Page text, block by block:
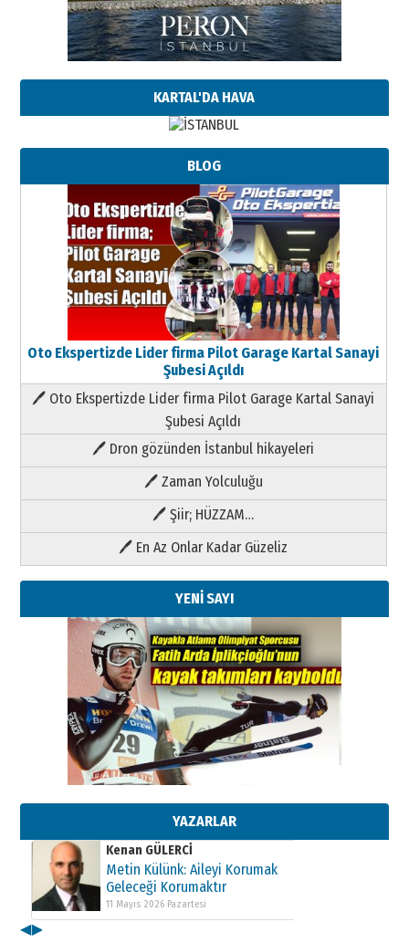
KARTAL'DA HAVA
BLOG
Oto Ekspertizde Lider firma Pilot Garage Kartal Sanayi
Şubesi Açıldı
🖊 Oto Ekspertizde Lider firma Pilot Garage Kartal Sanayi
Şubesi Açıldı
🖊 Dron gözünden İstanbul hikayeleri
🖊 Zaman Yolculuğu
🖊 Şiir; HÜZZAM…
🖊 En Az Onlar Kadar Güzeliz
YENİ SAYI
YAZARLAR
Kenan GÜLERCİ
Metin Külünk: Aileyi Korumak
11 Mayıs 2026 Pazartesi
Kenan GÜLERCİ
Metin Külünk: Aileyi Korumak
Geleceği Korumaktır
11 Mayıs 2026 Pazartesi
◀▶